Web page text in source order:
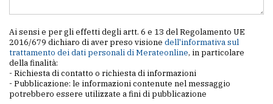
Ai sensi e per gli effetti degli artt. 6 e 13 del Regolamento UE
2016/679 dichiaro di aver preso visione dell'informativa sul
trattamento dei dati personali di Merateonline, in particolare
della finalità:
- Richiesta di contatto o richiesta di informazioni
- Pubblicazione: le informazioni contenute nel messaggio
potrebbero essere utilizzate a fini di pubblicazione